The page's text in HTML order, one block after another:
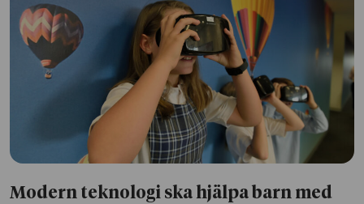
Modern teknologi ska hjälpa barn med